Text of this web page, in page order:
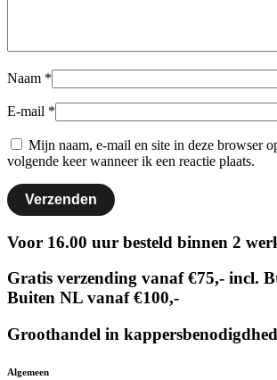
Naam *
E-mail *
Mijn naam, e-mail en site in deze browser
volgende keer wanneer ik een reactie plaats.
Voor 16.00 uur besteld binnen 2
Gratis verzending vanaf €75,- incl.
Buiten NL vanaf €100,-
Groothandel in
Algemeen